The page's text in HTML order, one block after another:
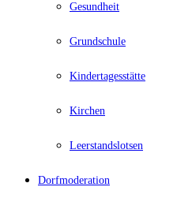
Gesundheit
Grundschule
Kindertagesstätte
Kirchen
Leerstandslotsen
Dorfmoderation